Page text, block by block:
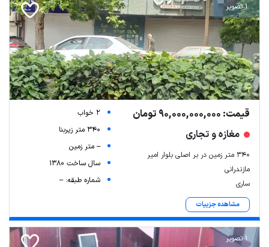
1 تصویر
قیمت: 90,000,000,000 تومان
مغازه و تجاری
340 متر زمین در بر اصلی بلوار امیر
مازندرانی
ساری
مشاهده جزییات
2 خواب
340 متر زیربنا
-- متر زمین
سال ساخت 1380
شماره طبقه: --
1 تصویر